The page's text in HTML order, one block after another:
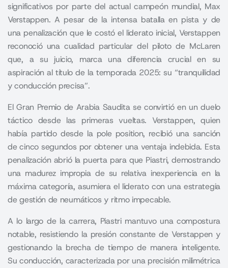
significativos por parte del actual campeón mundial, Max
Verstappen. A pesar de la intensa batalla en pista y de
una penalización que le costó el liderato inicial, Verstappen
reconoció una cualidad particular del piloto de McLaren
que, a su juicio, marca una diferencia crucial en su
aspiración al título de la temporada 2025: su “tranquilidad
y conducción precisa”.
El Gran Premio de Arabia Saudita se convirtió en un duelo
táctico desde las primeras vueltas. Verstappen, quien
había partido desde la pole position, recibió una sanción
de cinco segundos por obtener una ventaja indebida. Esta
penalización abrió la puerta para que Piastri, demostrando
una madurez impropia de su relativa inexperiencia en la
máxima categoría, asumiera el liderato con una estrategia
de gestión de neumáticos y ritmo impecable.
A lo largo de la carrera, Piastri mantuvo una compostura
notable, resistiendo la presión constante de Verstappen y
gestionando la brecha de tiempo de manera inteligente.
Su conducción, caracterizada por una precisión milimétrica